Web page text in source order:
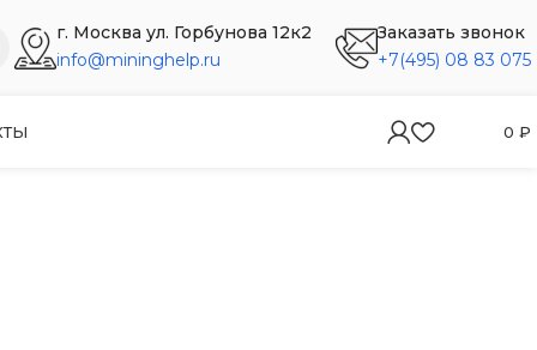
г. Москва ул. Горбунова 12к2
info@mininghelp.ru
Заказать звонок
+7(495) 08 83 075
0 ₽